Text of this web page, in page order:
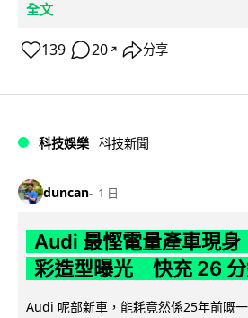
全文
139 20 ↗ 分享
科技娛樂 科技新聞
duncan 1 日
Audi 最慳電量產車現
彩造型曝光 快充 26 分
Audi 呢部新車，能耗竟然係25年前嘅